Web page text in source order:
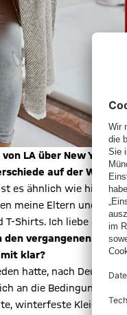
LA über New York,
auf der Welt
es ähnlich wie hier:
meine Eltern und ich
Shirts. Ich liebe die
vergangenen
klar?
hatte, nach
an die Bedingungen.
winterfeste Kleidung